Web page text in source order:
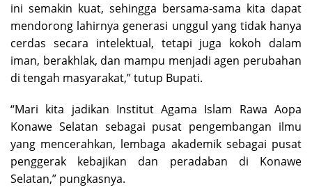
ini semakin kuat, sehingga bersama-sama kita dapat
mendorong lahirnya generasi unggul yang tidak hanya
cerdas secara intelektual, tetapi juga kokoh dalam
iman, berakhlak, dan mampu menjadi agen perubahan
di tengah masyarakat,” tutup Bupati.
“Mari kita jadikan Institut Agama Islam Rawa Aopa
Konawe Selatan sebagai pusat pengembangan ilmu
yang mencerahkan, lembaga akademik sebagai pusat
penggerak kebajikan dan peradaban di Konawe
Selatan,” pungkasnya.